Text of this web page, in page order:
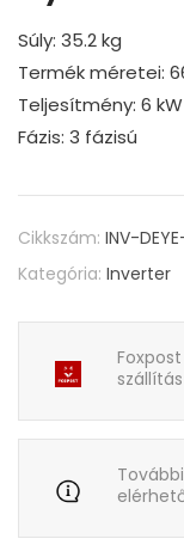
Súly: 35.2 kg
Termék méretei:
Teljesítmény: 6 kW
Fázis: 3 fázisú
Cikkszám: INV-
Kategória: Inverter